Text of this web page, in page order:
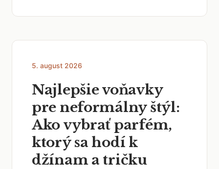
5. august 2026
Najlepšie voňavky
pre neformálny štýl:
Ako vybrať parfém,
ktorý sa hodí k
džínam a tričku